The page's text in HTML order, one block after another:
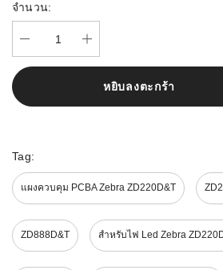
จำนวน:
หยิบลงตะกร้า
Tag:
แผงควบคุม PCBA Zebra ZD220D&T
ZD888D&T สำหรับไฟ Led Zebra